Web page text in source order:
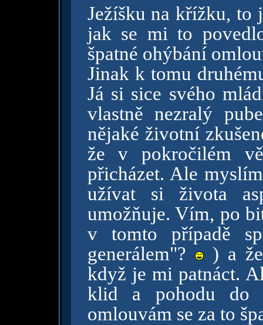
Ježíšku na křížku,
jak se mi to
špatné ohýbání
Jinak k tomu
Já si sice svého
vlastně nezralý
nějaké životní
že v pokročilém
přicházet. Ale
užívat si života
umožňuje. Vím, po
v tomto případě
generálem"?
) a že
když je mi patnáct.
klid a pohodu do
omlouvám se za to